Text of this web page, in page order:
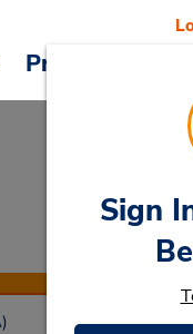
Promoções
Car
Sign